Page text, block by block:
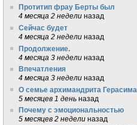
Протитип фрау Берты был
4 месяца 2 недели назад
Сейчас будет
4 месяца 2 недели назад
Продолжение.
4 месяца 3 недели назад
Впечатления
4 месяца 3 недели назад
О семье архимандрита Герасима
5 месяцев 1 день назад
Почему с эмоциональностью
5 месяцев 2 недели назад